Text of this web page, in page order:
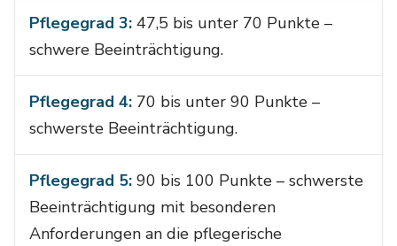
Pflegegrad 3: 47,5 bis unter 70 Punkte –
schwere Beeinträchtigung.
Pflegegrad 4: 70 bis unter 90 Punkte –
schwerste Beeinträchtigung.
Pflegegrad 5: 90 bis 100 Punkte – schwerste
Beeinträchtigung mit besonderen
Anforderungen an die pflegerische